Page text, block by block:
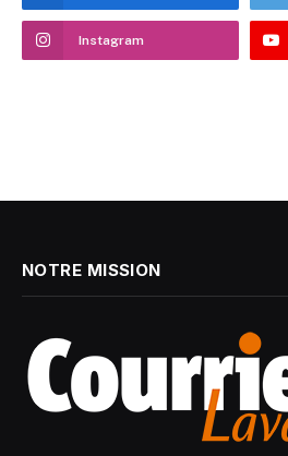
Instagram
NOTRE MISSION